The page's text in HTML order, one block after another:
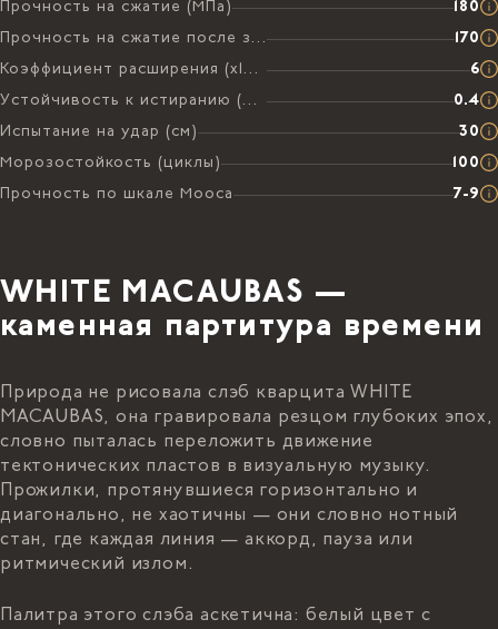
Прочность на сжатие (МПа)
180
Прочность на сжатие после замораживания (МПа)
170
Коэффициент расширения (х106 на °C)
6
Устойчивость к истиранию (мм)
0.4
Испытание на удар (см)
30
Морозостойкость (циклы)
100
Прочность по шкале Мооса
7-9
WHITE MACAUBAS —
каменная партитура времени
Природа не рисовала слэб кварцита WHITE
MACAUBAS, она гравировала резцом глубоких эпох,
словно пыталась переложить движение
тектонических пластов в визуальную музыку.
Прожилки, протянувшиеся горизонтально и
диагонально, не хаотичны — они словно нотный
стан, где каждая линия — аккорд, пауза или
ритмический излом.
Палитра этого слэба аскетична: белый цвет с